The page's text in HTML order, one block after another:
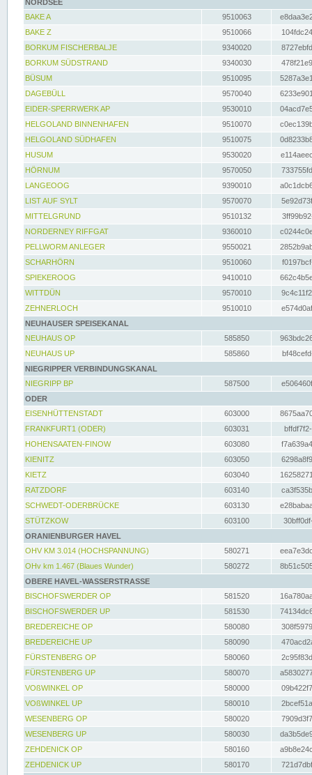
NORDSEE
BAKE A
9510063
BAKE Z
9510066
BORKUM FISCHERBALJE
9340020
BORKUM SÜDSTRAND
9340030
BÜSUM
9510095
DAGEBÜLL
9570040
EIDER-SPERRWERK AP
9530010
HELGOLAND BINNENHAFEN
9510070
HELGOLAND SÜDHAFEN
9510075
HUSUM
9530020
HÖRNUM
9570050
LANGEOOG
9390010
LIST AUF SYLT
9570070
MITTELGRUND
9510132
NORDERNEY RIFFGAT
9360010
PELLWORM ANLEGER
9550021
SCHARHÖRN
9510060
SPIEKEROOG
9410010
WITTDÜN
9570010
ZEHNERLOCH
9510010
NEUHAUSER SPEISEKANAL
NEUHAUS OP
585850
NEUHAUS UP
585860
NIEGRIPPER VERBINDUNGSKANAL
NIEGRIPP BP
587500
ODER
EISENHÜTTENSTADT
603000
FRANKFURT1 (ODER)
603031
HOHENSAATEN-FINOW
603080
KIENITZ
603050
KIETZ
603040
RATZDORF
603140
SCHWEDT-ODERBRÜCKE
603130
STÜTZKOW
603100
ORANIENBURGER HAVEL
OHV KM 3.014 (HOCHSPANNUNG)
580271
OHv km 1.467 (Blaues Wunder)
580272
OBERE HAVEL-WASSERSTRASSE
BISCHOFSWERDER OP
581520
BISCHOFSWERDER UP
581530
BREDEREICHE OP
580080
BREDEREICHE UP
580090
FÜRSTENBERG OP
580060
FÜRSTENBERG UP
580070
VOßWINKEL OP
580000
VOßWINKEL UP
580010
WESENBERG OP
580020
WESENBERG UP
580030
ZEHDENICK OP
580160
ZEHDENICK UP
580170